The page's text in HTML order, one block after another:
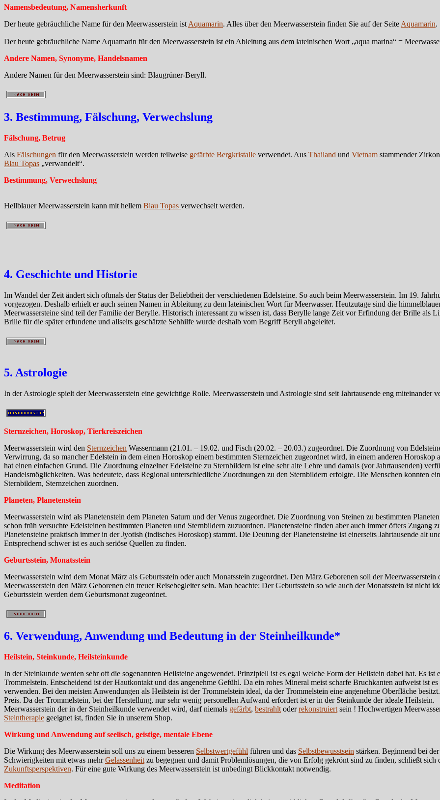
Namensbedeutung, Namensherkunft
Der heute gebräuchliche Name für den Meerwasserstein ist Aquamarin. Alles über den Meerwasserstein finden Sie auf der Seite Aquamarin.
Der heute gebräuchliche Name Aquamarin für den Meerwasserstein ist ein Ableitung aus dem lateinischen Wort „aqua marina“ =
Andere Namen, Synonyme, Handelsnamen
Andere Namen für den Meerwasserstein sind: Blaugrüner-Beryll.
3. Bestimmung, Fälschung, Verwechslung
Fälschung, Betrug
Als Fälschungen für den Meerwasserstein werden teilweise gefärbte Bergkristalle verwendet. Aus Thailand und Vietnam stammender
Blau Topas „verwandelt“.
Bestimmung, Verwechslung
Hellblauer Meerwasserstein kann mit hellem Blau Topas verwechselt werden.
4. Geschichte und Historie
Im Wandel der Zeit ändert sich oftmals der Status der Beliebtheit der verschiedenen Edelsteine. So auch beim Meerwasserstein. Im 19.
vorgezogen. Deshalb erhielt er auch seinen Namen in Ableitung zu dem lateinischen Wort für Meerwasser. Heutzutage sind die
Meerwassersteine sind teil der Familie der Berylle. Historisch interessant zu wissen ist, dass Berylle lange Zeit vor Erfindung der Brille als
Brille für die später erfundene und allseits geschätzte Sehhilfe wurde deshalb vom Begriff Beryll abgeleitet.
5. Astrologie
In der Astrologie spielt der Meerwasserstein eine gewichtige Rolle. Meerwasserstein und Astrologie sind seit Jahrtausende eng miteinander
Sternzeichen, Horoskop, Tierkreiszeichen
Meerwasserstein wird den Sternzeichen Wassermann (21.01. – 19.02. und Fisch (20.02. – 20.03.) zugeordnet. Die Zuordnung von
Verwirrung, da so mancher Edelstein in dem einen Horoskop einem bestimmten Sternzeichen zugeordnet wird, in einem anderen Horoskop
hat einen einfachen Grund. Die Zuordnung einzelner Edelsteine zu Sternbildern ist eine sehr alte Lehre und damals (vor Jahrtausenden)
Handelsmöglichkeiten. Was bedeutete, dass Regional unterschiedliche Zuordnungen zu den Sternbildern erfolgte. Die Menschen konnten
Sternbildern, Sternzeichen zuordnen.
Planeten, Planetenstein
Meerwasserstein wird als Planetenstein dem Planeten Saturn und der Venus zugeordnet. Die Zuordnung von Steinen zu bestimmten
schon früh versuchte Edelsteinen bestimmten Planeten und Sternbildern zuzuordnen. Planetensteine finden aber auch immer öfters
Planetensteine praktisch immer in der Jyotish (indisches Horoskop) stammt. Die Deutung der Planetensteine ist einerseits Jahrtausende alt
Entsprechend schwer ist es auch seriöse Quellen zu finden.
Geburtsstein, Monatsstein
Meerwasserstein wird dem Monat März als Geburtsstein oder auch Monatsstein zugeordnet. Den März Geborenen soll der
Meerwasserstein den März Geborenen ein treuer Reisebegleiter sein. Man beachte: Der Geburtsstein so wie auch der Monatsstein ist nicht
Geburtsstein werden dem Geburtsmonat zugeordnet.
6. Verwendung, Anwendung und Bedeutung in der Steinheilkunde*
Heilstein, Steinkunde, Heilsteinkunde
In der Steinkunde werden sehr oft die sogenannten Heilsteine angewendet. Prinzipiell ist es egal welche Form der Heilstein dabei hat. Es
Trommelstein. Entscheidend ist der Hautkontakt und das angenehme Gefühl. Da ein rohes Mineral meist scharfe Bruchkanten aufweist ist
verwenden. Bei den meisten Anwendungen als Heilstein ist der Trommelstein ideal, da der Trommelstein eine angenehme Oberfläche
Preis. Da der Trommelstein, bei der Herstellung, nur sehr wenig personellen Aufwand erfordert ist er in der Steinkunde der ideale Heilstein.
Meerwasserstein der in der Steinheilkunde verwendet wird, darf niemals gefärbt, bestrahlt oderrekonstruiert sein ! Hochwertigen
Steintherapie geeignet ist, finden Sie in unserem Shop.
Wirkung und Anwendung auf seelisch, geistige, mentale Ebene
Die Wirkung des Meerwasserstein soll uns zu einem besseren Selbstwertgefühl führen und das Selbstbewusstsein stärken. Beginnend bei
Schwierigkeiten mit etwas mehrGelassenheit zu begegnen und damit Problemlösungen, die von Erfolg gekrönt sind zu finden, schließt
Zukunftsperspektiven. Für eine gute Wirkung des Meerwasserstein ist unbedingt Blickkontakt notwendig.
Meditation